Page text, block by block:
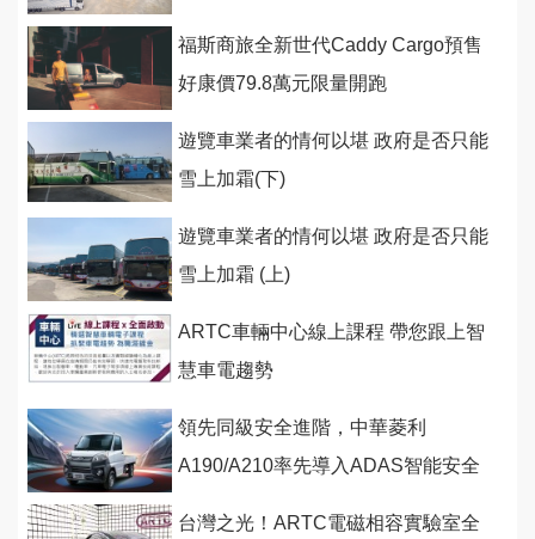
福斯商旅全新世代Caddy Cargo預售
好康價79.8萬元限量開跑
遊覽車業者的情何以堪 政府是否只能
雪上加霜(下)
遊覽車業者的情何以堪 政府是否只能
雪上加霜 (上)
ARTC車輛中心線上課程 帶您跟上智
慧車電趨勢
領先同級安全進階，中華菱利
A190/A210率先導入ADAS智能安全
台灣之光！ARTC電磁相容實驗室全